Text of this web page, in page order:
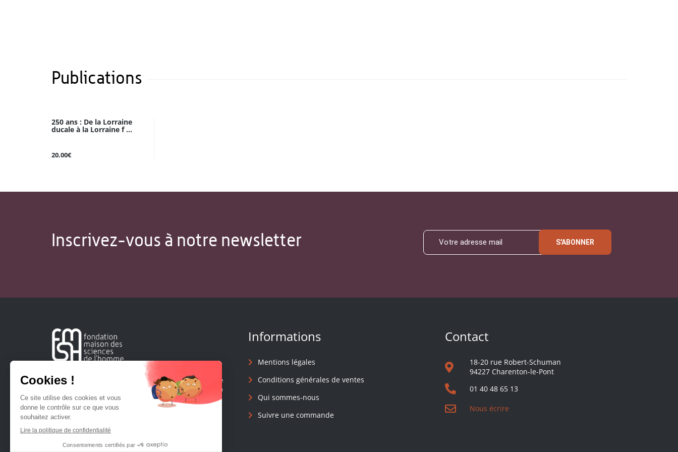
Publications
250 ans : De la Lorraine
ducale à la Lorraine f ...
20.00€
Inscrivez-vous à notre newsletter S'ABONNER
Créée en 1963, la Fondation Maison Sciences de l'Homme
soutient la recherche et la diffusion des connaissances en
sciences humaines et sociales.
Informations
Mentions légales
Conditions générales de ventes
Qui sommes-nous
Suivre une commande
Contact
18-20 rue Robert-Schuman
94227 Charenton-le-Pont
01 40 48 65 13
Nous écrire